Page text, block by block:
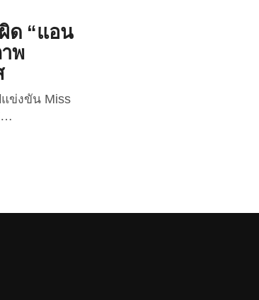
ด็นวิพากษ์
ามมาเหยียบ
ะฝ่ายที่มอง
ท่านั้น ใน
ชิงพาณิชย์
ยบนชุดชั้น
สินค้าที่
ด “แอน
พ
แข่งขัน Miss